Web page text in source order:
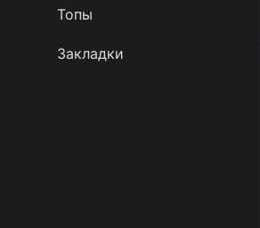
Топы
Закладки